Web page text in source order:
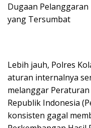
Dugaan
yang Tersumbat
Lebih jauh, Polres
aturan internalnya
melanggar
Republik Indonesia
konsisten gagal